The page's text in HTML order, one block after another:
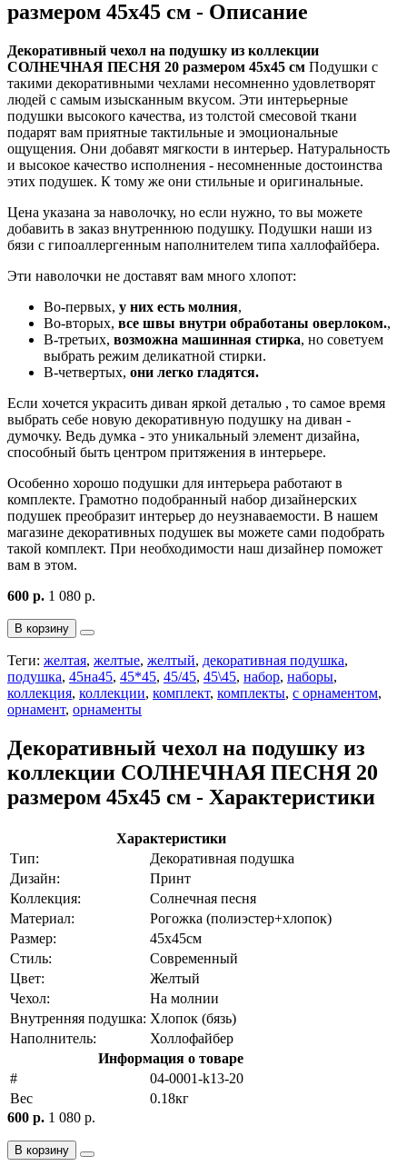
размером 45х45 см - Описание
Декоративный чехол на подушку из коллекции
СОЛНЕЧНАЯ ПЕСНЯ 20 размером 45х45 см Подушки с
такими декоративными чехлами несомненно удовлетворят
людей с самым изысканным вкусом. Эти интерьерные
подушки высокого качества, из толстой смесовой ткани
подарят вам приятные тактильные и эмоциональные
ощущения. Они добавят мягкости в интерьер. Натуральность
и высокое качество исполнения - несомненные достоинства
этих подушек. К тому же они стильные и оригинальные.
Цена указана за наволочку, но если нужно, то вы можете
добавить в заказ внутреннюю подушку. Подушки наши из
бязи с гипоаллергенным наполнителем типа халлофайбера.
Эти наволочки не доставят вам много хлопот:
Во-первых, у них есть молния,
Во-вторых, все швы внутри обработаны оверлоком.,
В-третьих, возможна машинная стирка, но советуем
выбрать режим деликатной стирки.
В-четвертых, они легко гладятся.
Если хочется украсить диван яркой деталью , то самое время
выбрать себе новую декоративную подушку на диван -
думочку. Ведь думка - это уникальный элемент дизайна,
способный быть центром притяжения в интерьере.
Особенно хорошо подушки для интерьера работают в
комплекте. Грамотно подобранный набор дизайнерских
подушек преобразит интерьер до неузнаваемости. В нашем
магазине декоративных подушек вы можете сами подобрать
такой комплект. При необходимости наш дизайнер поможет
вам в этом.
600 р. 1 080 р.
В корзину
Теги: желтая, желтые, желтый, декоративная подушка,
подушка, 45на45, 45*45, 45/45, 45\45, набор, наборы,
коллекция, коллекции, комплект, комплекты, с орнаментом,
орнамент, орнаменты
Декоративный чехол на подушку из
коллекции СОЛНЕЧНАЯ ПЕСНЯ 20
размером 45х45 см - Характеристики
Характеристики
Тип:
Декоративная подушка
Дизайн:
Принт
Коллекция:
Солнечная песня
Материал:
Рогожка (полиэстер+хлопок)
Размер:
45х45см
Стиль:
Современный
Цвет:
Желтый
Чехол:
На молнии
Внутренняя подушка: Хлопок (бязь)
Наполнитель:
Холлофайбер
Информация о товаре
#
04-0001-k13-20
Вес
0.18кг
600 р. 1 080 р.
В корзину